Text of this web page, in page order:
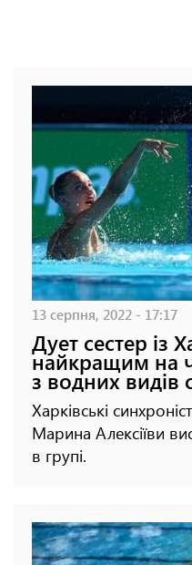
13 серпня, 2022 - 17:17
Дует сестер із
найкращим на
з водних видів
Харківські
Марина Алексіїви
в групі.